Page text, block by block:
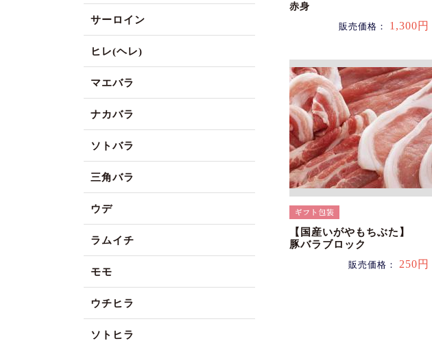
赤身
販売価格： 1,300円
【国産いがやもちぶた】
豚バラブロック
販売価格： 250円
サーロイン
ヒレ(ヘレ)
マエバラ
ナカバラ
ソトバラ
三角バラ
ウデ
ラムイチ
モモ
ウチヒラ
ソトヒラ